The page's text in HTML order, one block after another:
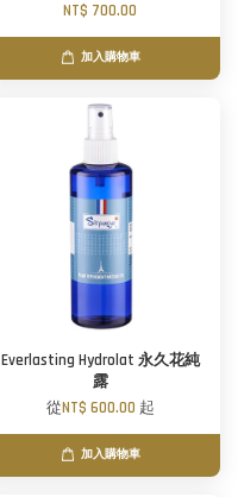
NT$ 700.00
加入購物車
Everlasting Hydrolat 永久花純
露
從NT$ 600.00 起
加入購物車